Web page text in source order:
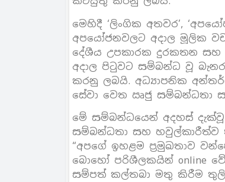
මෙහිදී ‘ලිංගික අතවර’,
අපයෝජනවලට අදාල මූලික
දේශීය උපකාරක දුරකතන
අදාල පිටුවට සම්බන්ධ වූ
කරනු ලබයි. අධ්‍යාපනික
සේවා වෙත ඍජු සම්බන්ධතා
මේ සම්බන්ධයෙන් අදහස් දැක්වූ
සම්බන්ධතා සහ හවුල්කාරීත්ව
“අපගේ ඉහළම ප්‍රමුඛතාව
බොහෝ පරිශීලකයින් online
සම්පත් කල්තබා මතු කිරීම